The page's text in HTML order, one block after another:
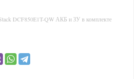
DCF850E1T-QW АКБ и ЗУ в комплекте